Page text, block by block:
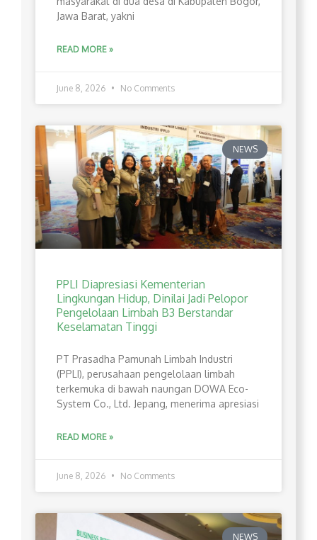
Jawa Barat, yakni
READ MORE »
June 8, 2026 No Comments
NEWS
PPLI Diapresiasi Kementerian
Lingkungan Hidup, Dinilai Jadi Pelopor
Pengelolaan Limbah B3 Berstandar
Keselamatan Tinggi
PT Prasadha Pamunah Limbah Industri
(PPLI), perusahaan pengelolaan limbah
terkemuka di bawah naungan DOWA Eco-
System Co., Ltd. Jepang, menerima apresiasi
READ MORE »
June 8, 2026 No Comments
NEWS